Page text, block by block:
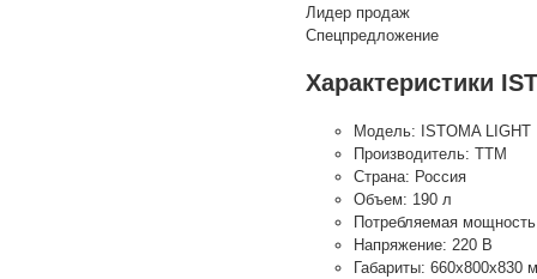
Лидер продаж
Спецпредложение
Характеристики
Модель: ISTOMA LIGHT
Производитель: ТТМ
Страна: Россия
Объем: 190 л
Потребляемая
Напряжение: 220 В
Габариты: 660x800x830